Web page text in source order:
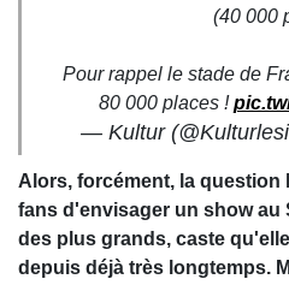
(40 000
Pour rappel le stade de
80 000 places !
— Kultur
Alors, forcément, la question
fans d'envisager un show au
des plus grands, caste
depuis déjà très longtemps.